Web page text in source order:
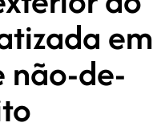
em
não-de-